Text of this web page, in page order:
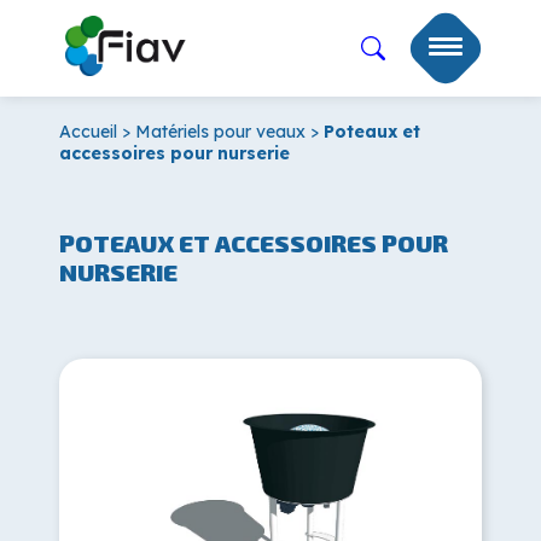
Accueil > Matériels pour veaux > Poteaux et
accessoires pour nurserie
POTEAUX ET ACCESSOIRES POUR
NURSERIE